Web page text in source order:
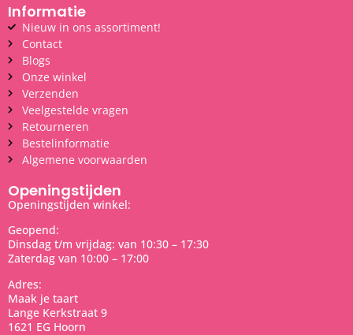
Informatie
Nieuw in ons assortiment!
Contact
Blogs
Onze winkel
Verzenden
Veelgestelde vragen
Retourneren
Bestelinformatie
Algemene voorwaarden
Openingstijden
Openingstijden winkel:
Geopend:
Dinsdag t/m vrijdag: van 10:30 – 17:30
Zaterdag van 10:00 – 17:00
Adres:
Maak je taart
Lange Kerkstraat 9
1621 EG Hoorn